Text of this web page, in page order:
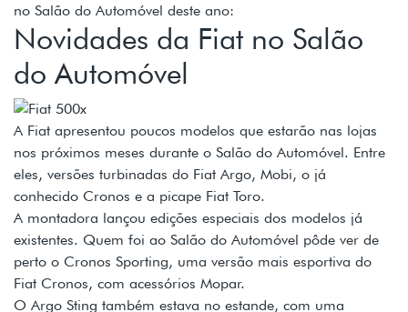
no Salão do Automóvel deste ano:
Novidades da Fiat no Salão
do Automóvel
A Fiat apresentou poucos modelos que estarão nas lojas
nos próximos meses durante o Salão do Automóvel. Entre
eles, versões turbinadas do Fiat Argo, Mobi, o já
conhecido Cronos e a picape Fiat Toro.
A montadora lançou edições especiais dos modelos já
existentes. Quem foi ao Salão do Automóvel pôde ver de
perto o Cronos Sporting, uma versão mais esportiva do
Fiat Cronos, com acessórios Mopar.
O Argo Sting também estava no estande, com uma